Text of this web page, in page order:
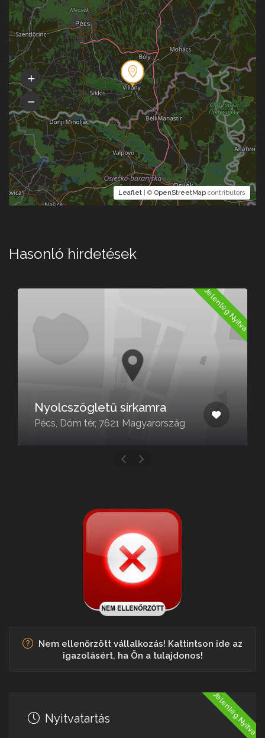
Leaflet | © OpenStreetMap contributors
Hasonló hirdetések
Jelenleg Nyitva
Nyolcszögletű sírkamra
Pécs, Dóm tér, 7621 Magyarország
Nem ellenőrzött vállalkozás! Kattintson ide az
igazolásért, ha Ön a tulajdonos!
Jelenleg Nyitva
Nyitvatartás